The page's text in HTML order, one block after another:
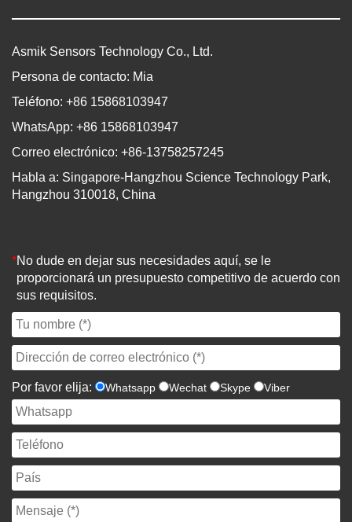
Asmik Sensors Technology Co., Ltd.
Persona de contacto: Mia
Teléfono: +86 15868103947
WhatsApp: +86 15868103947
Correo electrónico: +86-13758257245
Habla a: Singapore-Hangzhou Science Technology Park,
Hangzhou 310018, China
*No dude en dejar sus necesidades aquí, se le
proporcionará un presupuesto competitivo de acuerdo con
sus requisitos.
Por favor elija: Whatsapp Wechat Skype Viber